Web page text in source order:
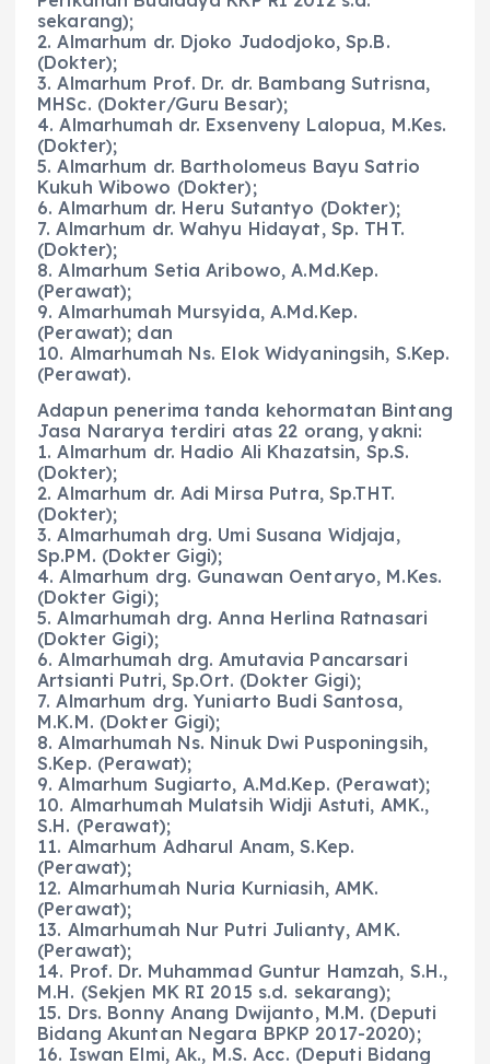
sekarang);
2. Almarhum dr. Djoko Judodjoko, Sp.B.
(Dokter);
3. Almarhum Prof. Dr. dr. Bambang Sutrisna,
MHSc. (Dokter/Guru Besar);
4. Almarhumah dr. Exsenveny Lalopua, M.Kes.
(Dokter);
5. Almarhum dr. Bartholomeus Bayu Satrio
Kukuh Wibowo (Dokter);
6. Almarhum dr. Heru Sutantyo (Dokter);
7. Almarhum dr. Wahyu Hidayat, Sp. THT.
(Dokter);
8. Almarhum Setia Aribowo, A.Md.Kep.
(Perawat);
9. Almarhumah Mursyida, A.Md.Kep.
(Perawat); dan
10. Almarhumah Ns. Elok Widyaningsih, S.Kep.
(Perawat).
Adapun penerima tanda kehormatan Bintang
Jasa Nararya terdiri atas 22 orang, yakni:
1. Almarhum dr. Hadio Ali Khazatsin, Sp.S.
(Dokter);
2. Almarhum dr. Adi Mirsa Putra, Sp.THT.
(Dokter);
3. Almarhumah drg. Umi Susana Widjaja,
Sp.PM. (Dokter Gigi);
4. Almarhum drg. Gunawan Oentaryo, M.Kes.
(Dokter Gigi);
5. Almarhumah drg. Anna Herlina Ratnasari
(Dokter Gigi);
6. Almarhumah drg. Amutavia Pancarsari
Artsianti Putri, Sp.Ort. (Dokter Gigi);
7. Almarhum drg. Yuniarto Budi Santosa,
M.K.M. (Dokter Gigi);
8. Almarhumah Ns. Ninuk Dwi Pusponingsih,
S.Kep. (Perawat);
9. Almarhum Sugiarto, A.Md.Kep. (Perawat);
10. Almarhumah Mulatsih Widji Astuti, AMK.,
S.H. (Perawat);
11. Almarhum Adharul Anam, S.Kep.
(Perawat);
12. Almarhumah Nuria Kurniasih, AMK.
(Perawat);
13. Almarhumah Nur Putri Julianty, AMK.
(Perawat);
14. Prof. Dr. Muhammad Guntur Hamzah, S.H.,
M.H. (Sekjen MK RI 2015 s.d. sekarang);
15. Drs. Bonny Anang Dwijanto, M.M. (Deputi
Bidang Akuntan Negara BPKP 2017-2020);
16. Iswan Elmi, Ak., M.S. Acc. (Deputi Bidang